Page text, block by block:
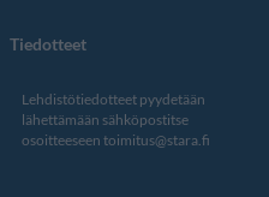
Tiedotteet
Lehdistötiedotteet pyydetään
lähettämään sähköpostitse
osoitteeseen toimitus@stara.fi